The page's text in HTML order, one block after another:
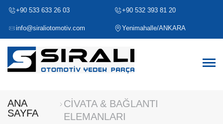
+90 533 633 26 03 +90 532 393 81 20
info@siraliotomotiv.com Yenimahalle/ANKARA
ANA
SAYFA
CİVATA & BAĞLANTI
ELEMANLARI